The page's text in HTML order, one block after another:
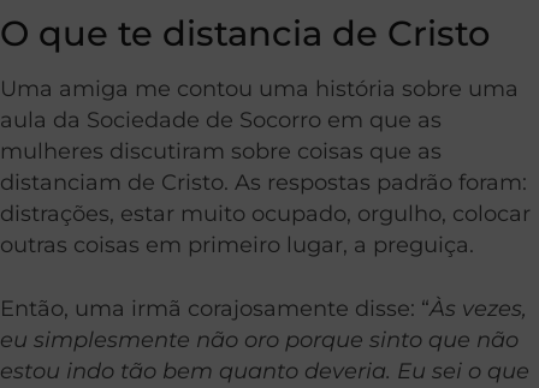
O que te distancia de Cristo
Uma amiga me contou uma história sobre uma
aula da Sociedade de Socorro em que as
mulheres discutiram sobre coisas que as
distanciam de Cristo. As respostas padrão foram:
distrações, estar muito ocupado, orgulho, colocar
outras coisas em primeiro lugar, a preguiça.
Então, uma irmã corajosamente disse: “Às vezes,
eu simplesmente não oro porque sinto que não
estou indo tão bem quanto deveria. Eu sei o que